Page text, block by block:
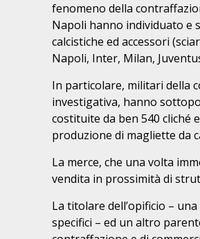
fenomeno della
Napoli hanno individuato e
calcistiche ed accessori
Napoli, Inter, Milan,
In particolare, militari della
investigativa, hanno
costituite da ben 540 cliché
produzione di magliette da
La merce, che una volta
vendita in prossimità di
La titolare dell’opificio –
specifici – ed un altro